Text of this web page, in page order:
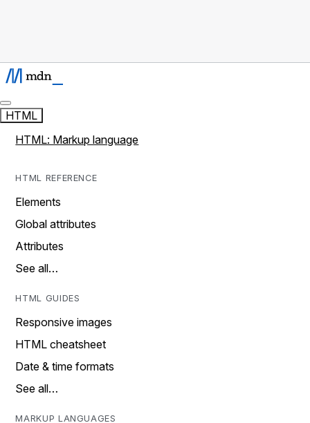
HTML
HTML: Markup language
HTML REFERENCE
Elements
Global attributes
Attributes
See all…
HTML GUIDES
Responsive images
HTML cheatsheet
Date & time formats
See all…
MARKUP LANGUAGES